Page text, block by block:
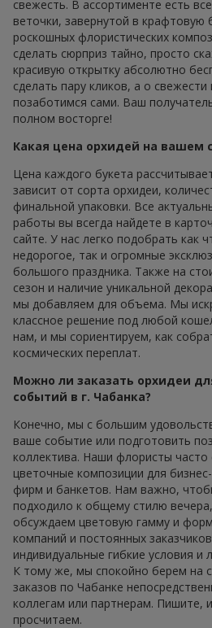
свежесть. В ассортименте есть
веточки, завернутой в крафтовую
роскошных флористических
сделать сюрприз тайно, просто
красивую открытку абсолютно
сделать пару кликов, а о
позаботимся сами. Ваш
полном восторге!
Какая цена орхидей на вашем
Цена каждого букета
зависит от сорта орхидеи,
финальной упаковки. Все
работы вы всегда найдете в
сайте. У нас легко подобрать как
недорогое, так и огромные
большого праздника. Также на
сезон и наличие уникальной
мы добавляем для объема. Мы
классное решение под любой
нам, и мы сориентируем, как
космических переплат.
Можно ли заказать орхидеи
событий в г. Чабанка?
Конечно, мы с большим
ваше событие или подготовить
коллектива. Наши флористы
цветочные композиции для
фирм и банкетов. Нам важно,
подходило к общему стилю
обсуждаем цветовую гамму и
компаний и постоянных
индивидуальные гибкие условия
К тому же, мы спокойно берем на
заказов по Чабанке
коллегам или партнерам. Пишите,
просчитаем.